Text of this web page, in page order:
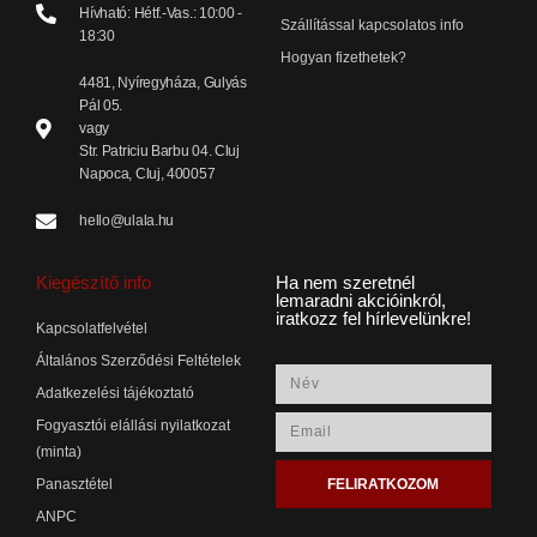
Hívható: Hétf.-Vas.: 10:00 -
18:30
4481, Nyíregyháza, Gulyás
Pál 05.
vagy
Str. Patriciu Barbu 04. Cluj
Napoca, Cluj, 400057
hello@ulala.hu
Szállítással kapcsolatos info
Hogyan fizethetek?
Kiegészítő info
Kapcsolatfelvétel
Általános Szerződési Feltételek
Adatkezelési tájékoztató
Fogyasztói elállási nyilatkozat
(minta)
Panasztétel
ANPC
Ha nem szeretnél
lemaradni akcióinkról,
iratkozz fel hírlevelünkre!
FELIRATKOZOM